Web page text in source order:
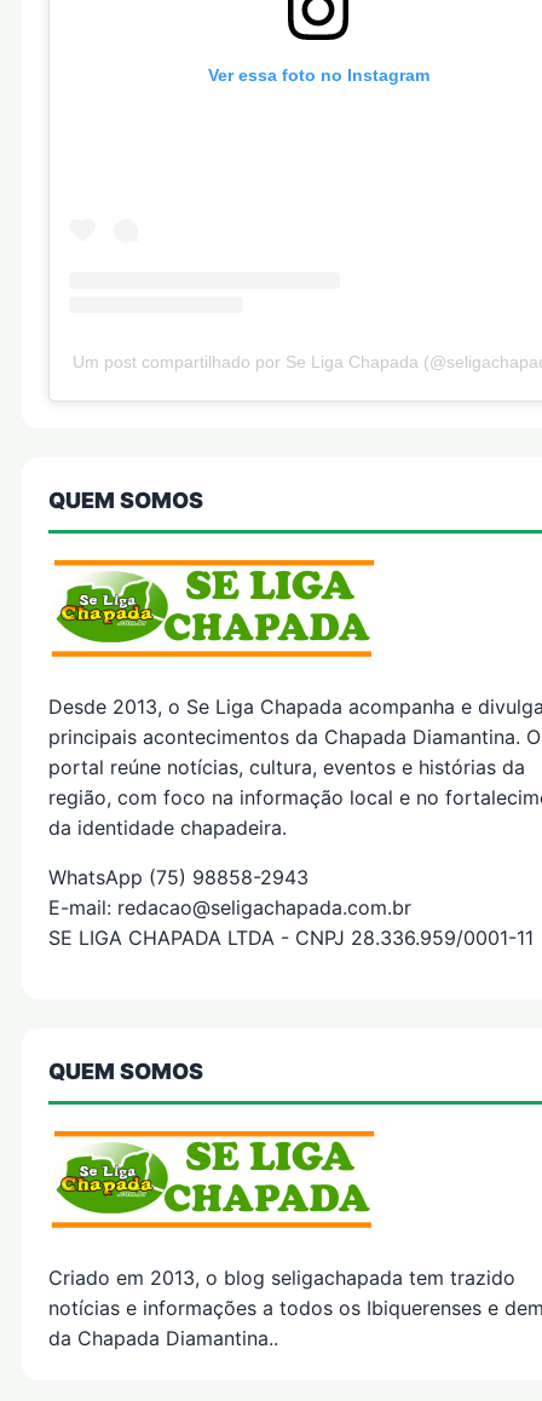
Ver essa foto no Instagram
Um post compartilhado por Se Liga Chapada
QUEM SOMOS
Desde 2013, o Se Liga Chapada acompanha e
principais acontecimentos da Chapada Diamantina. O
portal reúne notícias, cultura, eventos e histórias da
região, com foco na informação local e no
da identidade chapadeira.
WhatsApp (75) 98858-2943
E-mail: redacao@seligachapada.com.br
SE LIGA CHAPADA LTDA - CNPJ 28.336.959/0001-11
QUEM SOMOS
Criado em 2013, o blog seligachapada tem trazido
notícias e informações a todos os Ibiquerenses e
da Chapada Diamantina..